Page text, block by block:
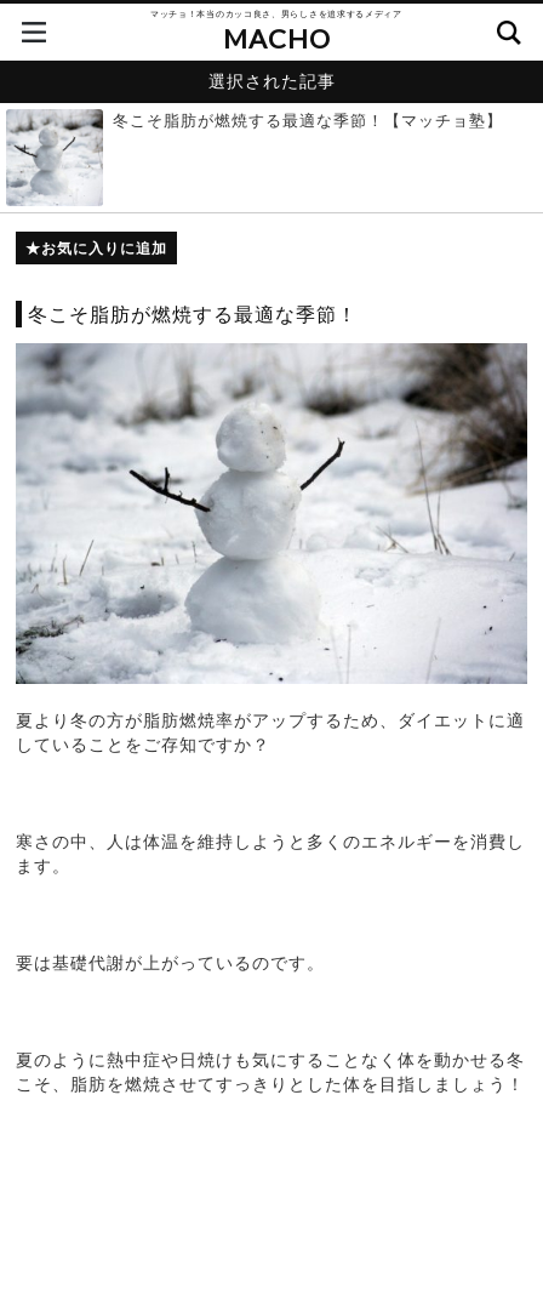
マッチョ！本当のカッコ良さ、男らしさを追求するメディア
MACHO
選択された記事
冬こそ脂肪が燃焼する最適な季節！【マッチョ塾】
お気に入りに追加
冬こそ脂肪が燃焼する最適な季節！
夏より冬の方が脂肪燃焼率がアップするため、ダイエットに適
していることをご存知ですか？
寒さの中、人は体温を維持しようと多くのエネルギーを消費し
ます。
要は基礎代謝が上がっているのです。
夏のように熱中症や日焼けも気にすることなく体を動かせる冬
こそ、脂肪を燃焼させてすっきりとした体を目指しましょう！